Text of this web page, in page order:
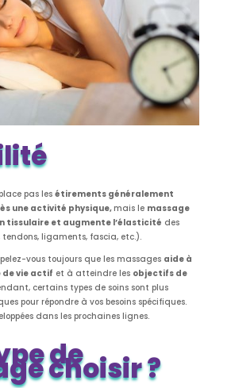
pas les étirements généralement
une activité physique,mais le massage
tissulaire et augmente l’élasticité des
tendons, ligaments, fascia, etc.).
vous toujours que les massages aide à
de vie actif et à atteindre les objectifs de
certains types de soins sont plus
pour répondre à vos besoins spécifiques.
dans les prochaines lignes.
de
choisir ?